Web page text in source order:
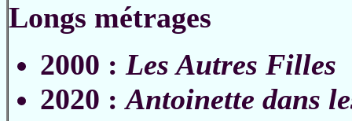
Longs métrages
2000 : Les Autres Filles
2020 :Antoinette dans